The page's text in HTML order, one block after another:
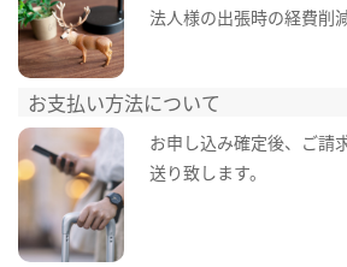
法人様の出張時の経費削
お支払い方法について
お申し込み確定後、ご請
送り致します。